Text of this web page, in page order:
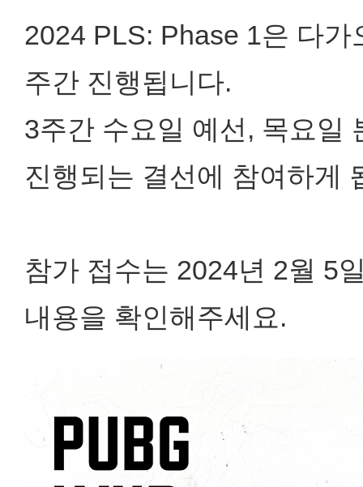
2024 PLS: Phase 1은 다
주간 진행됩니다.
3주간 수요일 예선, 목요일
진행되는 결선에 참여하게
참가 접수는 2024년 2월 5
내용을 확인해주세요.